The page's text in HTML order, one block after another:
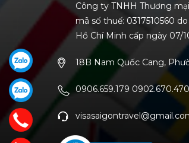
Công ty TNHH Thương
mã số thuế: 0317510560
Hồ Chí Minh cấp ngày 07/
18B Nam Quốc Cang,
0906.659.179 0902.670.470